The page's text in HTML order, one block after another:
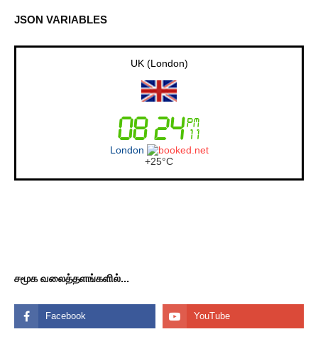
JSON VARIABLES
UK (London)
London
+25°C
சமூக வலைத்தளங்களில்...